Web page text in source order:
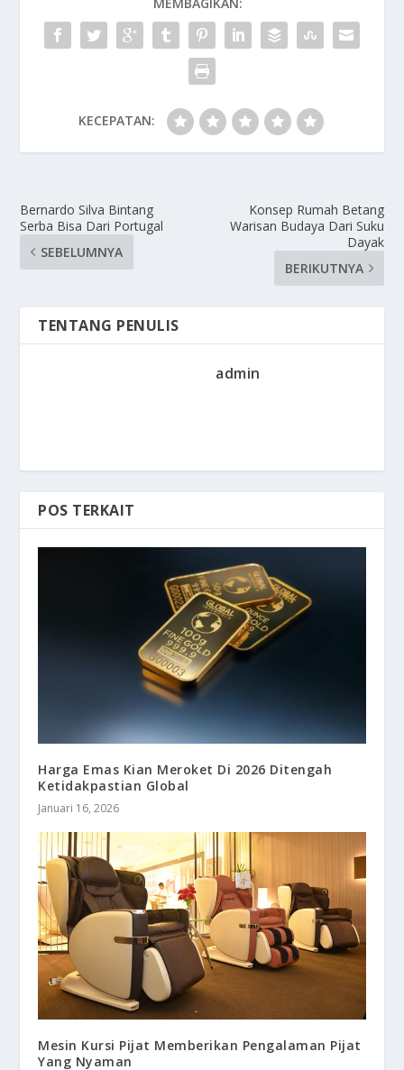
MEMBAGIKAN:
KECEPATAN:
Bernardo Silva Bintang
Serba Bisa Dari Portugal
SEBELUMNYA
Konsep Rumah Betang
Warisan Budaya Dari Suku
Dayak
BERIKUTNYA
TENTANG PENULIS
admin
POS TERKAIT
Harga Emas Kian Meroket Di 2026 Ditengah
Ketidakpastian Global
Januari 16, 2026
Mesin Kursi Pijat Memberikan Pengalaman Pijat
Yang Nyaman